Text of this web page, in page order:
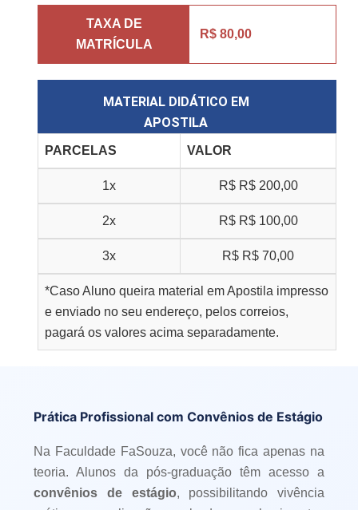
TAXA DE
MATRÍCULA
R$ 80,00
MATERIAL DIDÁTICO EM
APOSTILA
PARCELAS VALOR
1x R$ R$ 200,00
2x R$ R$ 100,00
3x R$ R$ 70,00
*Caso Aluno queira material em Apostila impresso
e enviado no seu endereço, pelos correios,
pagará os valores acima separadamente.
Prática Profissional com Convênios de Estágio
Na Faculdade FaSouza, você não fica apenas na
teoria. Alunos da pós-graduação têm acesso a
convênios de estágio, possibilitando vivência